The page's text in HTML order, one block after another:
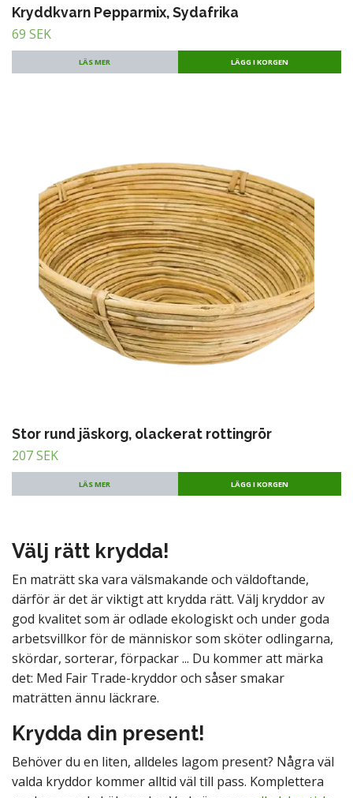
Kryddkvarn Pepparmix, Sydafrika
69 SEK
LÄS MER
Stor rund jäskorg, olackerat rottingrör
207 SEK
LÄS MER
Välj rätt krydda!
En maträtt ska vara välsmakande och väldoftande,
därför är det är viktigt att krydda rätt. Välj kryddor av
god kvalitet som är odlade ekologiskt och under goda
arbetsvillkor för de människor som sköter odlingarna,
skördar, sorterar, förpackar ... Du kommer att märka
det: Med Fair Trade-kryddor och såser smakar
maträtten ännu läckrare.
Krydda din present!
Behöver du en liten, alldeles lagom present? Några väl
valda kryddor kommer alltid väl till pass. Komplettera